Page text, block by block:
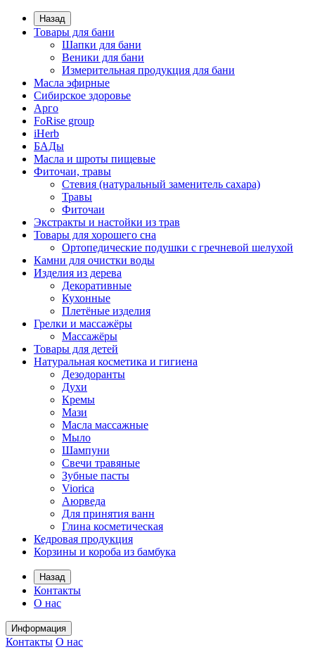
Назад
Товары для бани
Шапки для бани
Веники для бани
Измерительная продукция для бани
Масла эфирные
Сибирское здоровье
Арго
FoRise group
iHerb
БАДы
Масла и шроты пищевые
Фиточаи, травы
Стевия (натуральный заменитель сахара)
Травы
Фиточаи
Экстракты и настойки из трав
Товары для хорошего сна
Ортопедические подушки с гречневой шелухой
Камни для очистки воды
Изделия из дерева
Декоративные
Кухонные
Плетёные изделия
Грелки и массажёры
Массажёры
Товары для детей
Натуральная косметика и гигиена
Дезодоранты
Духи
Кремы
Мази
Масла массажные
Мыло
Шампуни
Свечи травяные
Зубные пасты
Viorica
Аюрведа
Для принятия ванн
Глина косметическая
Кедровая продукция
Корзины и короба из бамбука
Назад
Контакты
О нас
Информация
Контакты О нас